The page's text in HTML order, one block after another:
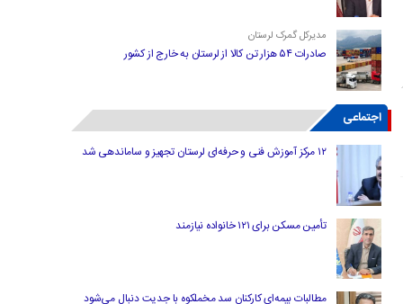
مدیرکل گمرک لرستان
صادرات ۵۴ هزار تن کالا از لرستان به خارج از کشور
اجتماعی
۱۲ مرکز آموزش فنی و حرفه‌ای لرستان تجهیز و ساماندهی شد
تأمین مسکن برای ۱۲۱ خانواده نیازمند
مطالبات بیمه‌ای کارکنان سد مخملکوه با جدیت دنبال می‌شود